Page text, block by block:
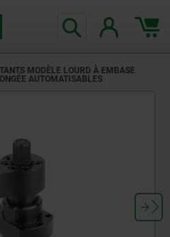
MODÈLE LOURD À EMBASE
AUTOMATISABLES